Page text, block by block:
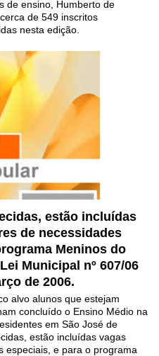
de ensino, Humberto de
de 549 inscritos
nesta edição.
estão incluídas
de necessidades
Meninos do
Municipal nº 607/06
de 2006.
alvo alunos que estejam
concluído o Ensino Médio na
em São José de
estão incluídas vagas
especiais, e para o programa